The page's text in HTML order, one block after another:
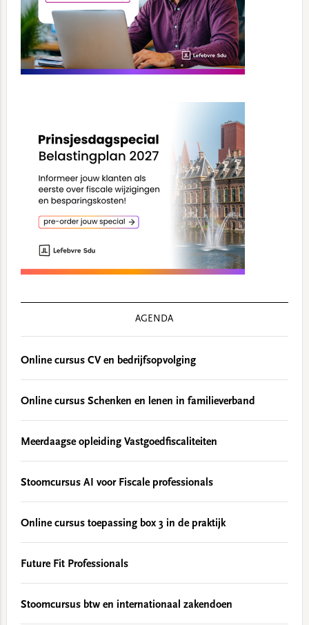
AGENDA
Online cursus CV en bedrijfsopvolging
Online cursus Schenken en lenen in familieverband
Meerdaagse opleiding Vastgoedfiscaliteiten
Stoomcursus AI voor Fiscale professionals
Online cursus toepassing box 3 in de praktijk
Future Fit Professionals
Stoomcursus btw en internationaal zakendoen